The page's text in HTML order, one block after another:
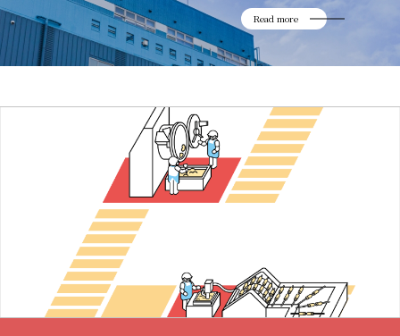
Read more